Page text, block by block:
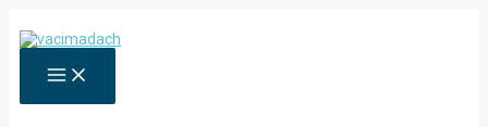
to
content
MAIN
MENU